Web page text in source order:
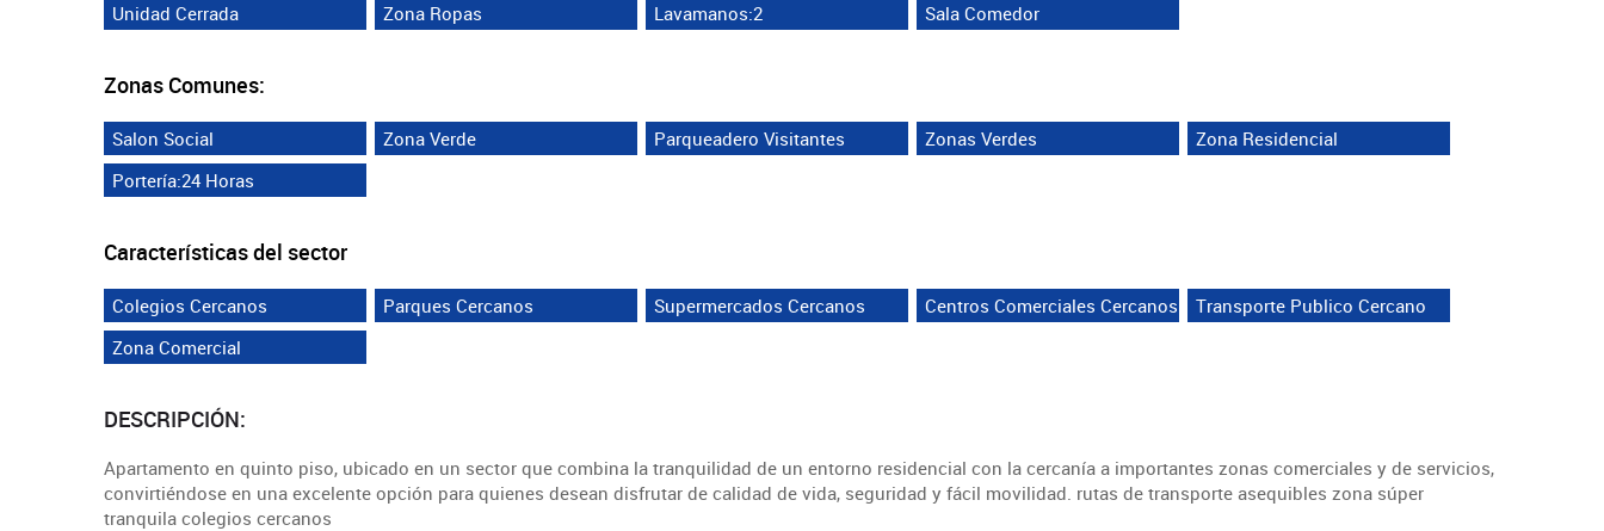
Unidad Cerrada
Zona Ropas Lavamanos:2 Sala Comedor
Zonas Comunes:
Salon Social Zona Verde Parqueadero Visitantes Zonas Verdes
Zona Residencial
Portería:24 Horas
Características del sector
Colegios Cercanos Parques Cercanos Supermercados Cercanos Centros Comerciales Cercanos
Transporte Publico Cercano
Zona Comercial
DESCRIPCIÓN:
Apartamento en quinto piso, ubicado en un sector que combina la tranquilidad de un entorno residencial con la cercanía a importantes zonas comerciales y de servicios,
convirtiéndose en una excelente opción para quienes desean disfrutar de calidad de vida, seguridad y fácil movilidad. rutas de transporte asequibles zona súper
tranquila colegios cercanos